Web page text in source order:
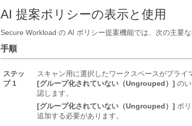
AI 提案ポリシーの表示と使用
Secure Workload の AI ポリシー提案機能では、次の主要な
手順
ステッ
プ 1
スキャン用に選択したワークスペースがプライ
[グループ化されていない（Ungrouped）] の
認します。
[グループ化されていない（Ungrouped）] ポ
追加する必要があります。